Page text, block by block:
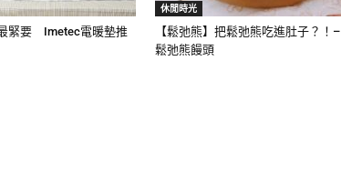
最緊要 Imetec電暖墊推
休閒時光
【鬆弛熊】把鬆弛熊吃進肚子？！–
鬆弛熊饅頭